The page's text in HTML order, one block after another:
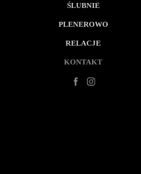
ŚLUBNIE
PLENEROWO
RELACJE
KONTAKT